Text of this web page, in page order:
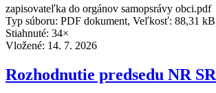
zapisovateľka do orgánov samopsrávy obci.pdf
Typ súboru: PDF dokument, Veľkosť: 88,31 kB
Stiahnuté: 34×
Vložené: 14. 7. 2026
Rozhodnutie predsedu NR SR